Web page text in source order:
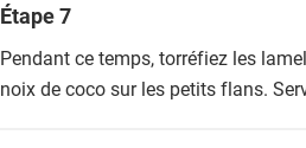
Étape 7
Pendant ce temps, torréfiez les
noix de coco sur les petits flans.